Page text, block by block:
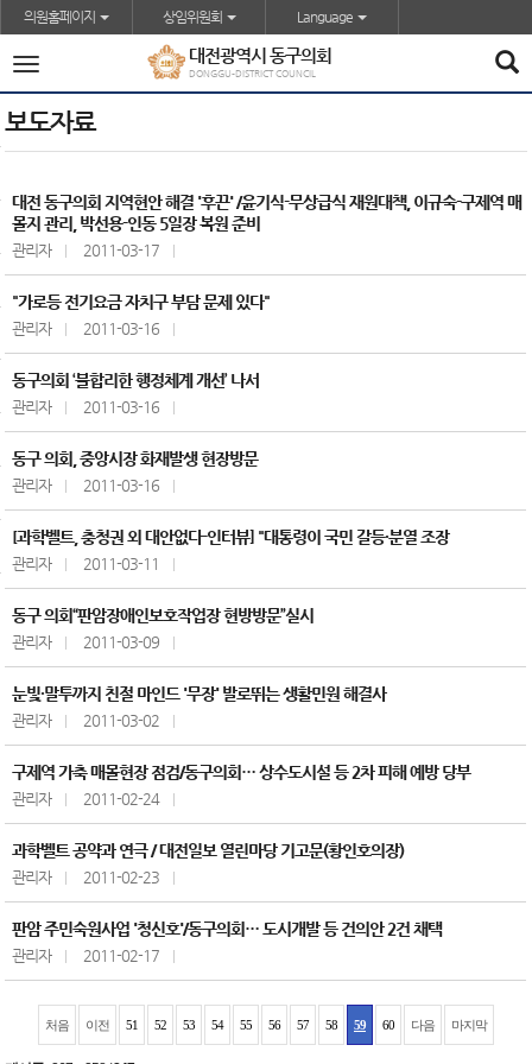
본문바로가기
의원홈페이지 상임위원회 Language
전
메
뉴
대전광역시 동구의회
DONGGU-DISTRICT COUNCIL
보도자료
대전 동구의회 지역현안 해결 '후끈' /윤기식-무상급식 재원대책, 이규숙-구제역 매
몰지 관리, 박선용-인동 5일장 복원 준비
관리자 2011-03-17
"가로등 전기요금 자치구 부담 문제 있다"
관리자 2011-03-16
동구의회 ‘불합리한 행정체계 개선’ 나서
관리자 2011-03-16
동구 의회, 중앙시장 화재발생 현장방문
관리자 2011-03-16
[과학벨트, 충청권 외 대안없다-인터뷰] "대통령이 국민 갈등·분열 조장
관리자 2011-03-11
동구 의회“판암장애인보호작업장 현방방문”실시
관리자 2011-03-09
눈빛·말투까지 친절 마인드 '무장' 발로뛰는 생활민원 해결사
관리자 2011-03-02
구제역 가축 매몰현장 점검/동구의회… 상수도시설 등 2차 피해 예방 당부
관리자 2011-02-24
과학벨트 공약과 연극 / 대전일보 열린마당 기고문(황인호의장)
관리자 2011-02-23
판암 주민숙원사업 '청신호'/동구의회… 도시개발 등 건의안 2건 채택
관리자 2011-02-17
처음 이전 51 52 53 54 55 56 57 58 59 60 다음 마지막